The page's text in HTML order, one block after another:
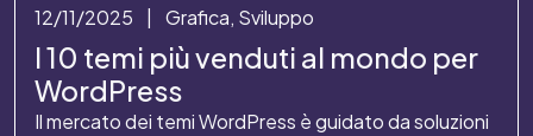
12/11/2025 Grafica, Sviluppo
I 10 temi più venduti al mondo per
WordPress
Il mercato dei temi WordPress è guidato da soluzioni